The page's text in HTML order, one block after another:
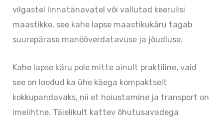
vilgastel linnatänavatel või vallutad keerulisi
maastikke, see kahe lapse maastikukäru tagab
suurepärase manööverdatavuse ja jõudluse.
Kahe lapse käru pole mitte ainult praktiline, vaid
see on loodud ka ühe käega kompaktselt
kokkupandavaks, nii et hoiustamine ja transport on
imelihtne. Täielikult kattev õhutusavadega